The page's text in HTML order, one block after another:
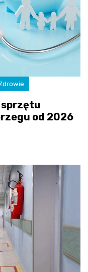
sprzętu
od 2026